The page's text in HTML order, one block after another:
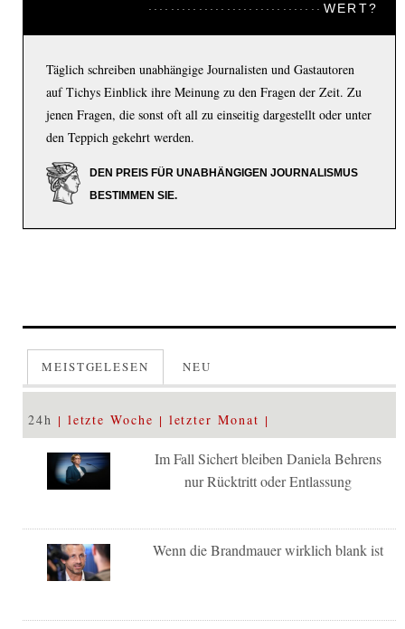
WERT?
Täglich schreiben unabhängige Journalisten und Gastautoren
auf Tichys Einblick ihre Meinung zu den Fragen der Zeit. Zu
jenen Fragen, die sonst oft all zu einseitig dargestellt oder unter
den Teppich gekehrt werden.
DEN PREIS FÜR UNABHÄNGIGEN JOURNALISMUS
BESTIMMEN SIE.
MEISTGELESEN NEU
24h letzte Woche letzter Monat
Im Fall Sichert bleiben Daniela Behrens
nur Rücktritt oder Entlassung
Wenn die Brandmauer wirklich blank ist